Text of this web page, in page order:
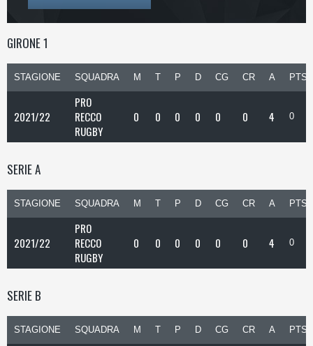
GIRONE 1
STAGIONE SQUADRA M T P D CG CR A PTS
2021/22
PRO
RECCO
RUGBY
0 0 0 0 0 0 4 0
SERIE A
STAGIONE SQUADRA M T P D CG CR A PTS
2021/22
PRO
RECCO
RUGBY
0 0 0 0 0 0 4 0
SERIE B
STAGIONE SQUADRA M T P D CG CR A PTS